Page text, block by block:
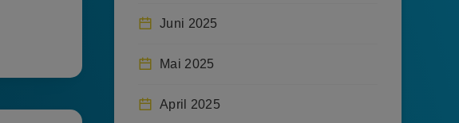
Juni 2025
Mai 2025
April 2025